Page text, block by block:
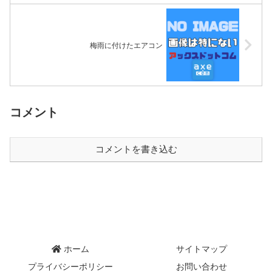
梅雨に付けたエアコン
コメント
コメントを書き込む
ホーム
サイトマップ
プライバシーポリシー
お問い合わせ